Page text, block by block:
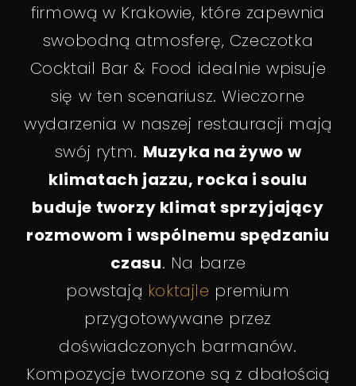
firmową w Krakowie, które zapewnia
swobodną atmosferę, Czeczotka
Cocktail Bar & Food idealnie wpisuje
się w ten scenariusz. Wieczorne
wydarzenia w naszej restauracji mają
swój rytm. Muzyka na żywo w
klimatach jazzu, rocka i soulu
buduje tworzy klimat sprzyjający
rozmowom i wspólnemu spędzaniu
czasu. Na barze
powstają koktajle premium
przygotowywane przez
doświadczonych barmanów.
Kompozycje tworzone są z dbałością